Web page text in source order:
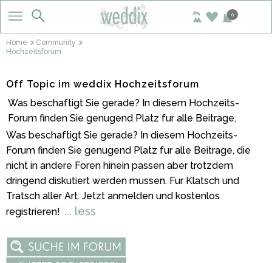
0
Home
Community
Hochzeitsforum
Off Topic im weddix Hochzeitsforum
Was beschaftigt Sie gerade? In diesem Hochzeits-
Forum finden Sie genugend Platz fur alle Beitrage,
Was beschaftigt Sie gerade? In diesem Hochzeits-
Forum finden Sie genugend Platz fur alle Beitrage, die
nicht in andere Foren hinein passen aber trotzdem
dringend diskutiert werden mussen. Fur Klatsch und
Tratsch aller Art. Jetzt anmelden und kostenlos
registrieren! ... less